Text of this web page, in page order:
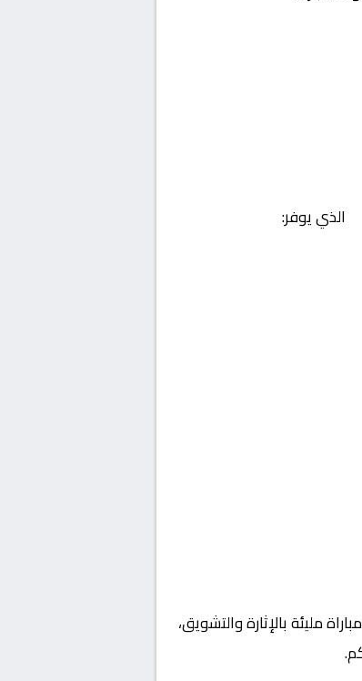
الذي يوفر:
مليئة بالإثارة والتشويق،